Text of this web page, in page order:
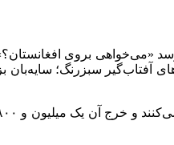
«می‌خواهی بروی
سبزرنگ؛ سایه‌بان